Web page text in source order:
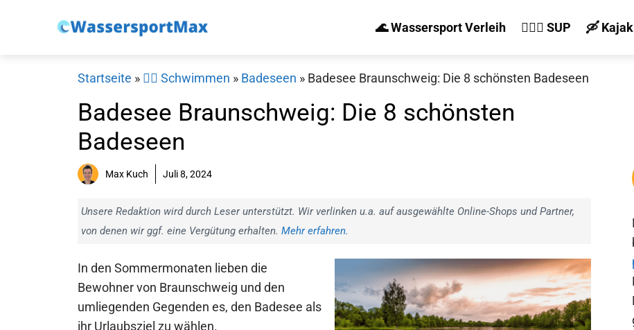
🌊 Wassersport Verleih 🏄‍♀️🛶 SUP 🛶 Kajak
Startseite » 🏊‍♂️ Schwimmen » Badeseen » Badesee Braunschweig: Die 8 schönsten Badeseen
Badesee Braunschweig: Die 8 schönsten
Badeseen
Max Kuch Juli 8, 2024
Unsere Redaktion wird durch Leser unterstützt. Wir verlinken u.a. auf ausgewählte Online-Shops und Partner,
von denen wir ggf. eine Vergütung erhalten. Mehr erfahren.
In den Sommermonaten lieben die
Bewohner von Braunschweig und den
umliegenden Gegenden es, den Badesee als
ihr Urlaubsziel zu wählen.